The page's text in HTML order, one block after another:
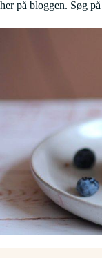
her på bloggen. Søg